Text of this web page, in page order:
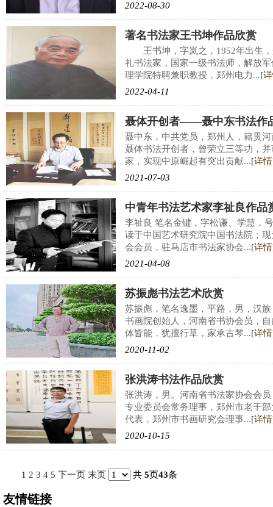
2022-08-30
著名书法家王书坤作品欣赏
王书坤，字岚之，1952年出生，
礼书法家，国家一级书法师，解放
理学院特聘兼职教授，郑州电力...[
2022-04-11
聂体开创者——聂中东书法作
聂中东，中共党员，郑州人，籍贯
聂体书法开创者，曾荣立三等功，
家，实现中原崛起有突出贡献...[详情
2021-07-03
中青年书法艺术家李祉良作品
李祉良 笔名金键，字松谦、学慧，
读于中国艺术研究院中国书法院；
会会员，驻马店市书法家协会...[详情
2021-04-08
苏振彪书法艺术欣赏
苏振彪，笔名逸墨，平路，男，汉
书画院创始人，河南省书协会员，
体皆能，犹擅行草，家承古琴...[详情
2020-11-02
张洪涛书法作品欣赏
张洪涛，男。河南省书法家协会会
专业委员会常务理事，郑州市老干
代表，郑州市书画研究会理事...[详情
2020-10-15
1 2 3 4 5 下一页 末页 共 5页43条
友情链接